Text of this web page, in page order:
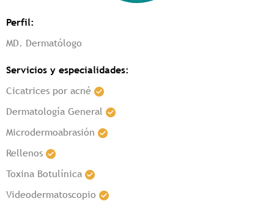
Perfil:
MD. Dermatólogo
Servicios y especialidades:
Cicatrices por acné
Dermatología General
Microdermoabrasión
Rellenos
Toxina Botulínica
Videodermatoscopio